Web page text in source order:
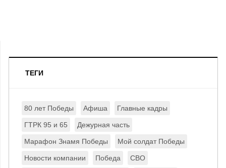
ТЕГИ
80 лет Победы Афиша Главные кадры
ГТРК 95 и 65 Дежурная часть
Марафон Знамя Победы Мой солдат Победы
Новости компании Победа СВО